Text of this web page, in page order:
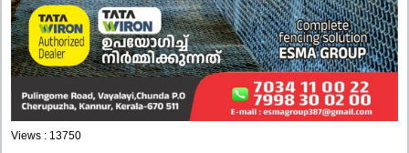
Views : 13750